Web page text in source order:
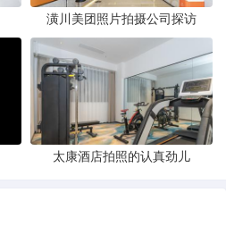
潢川美团照片拍摄公司探访
太康酒店拍照的认真劲儿